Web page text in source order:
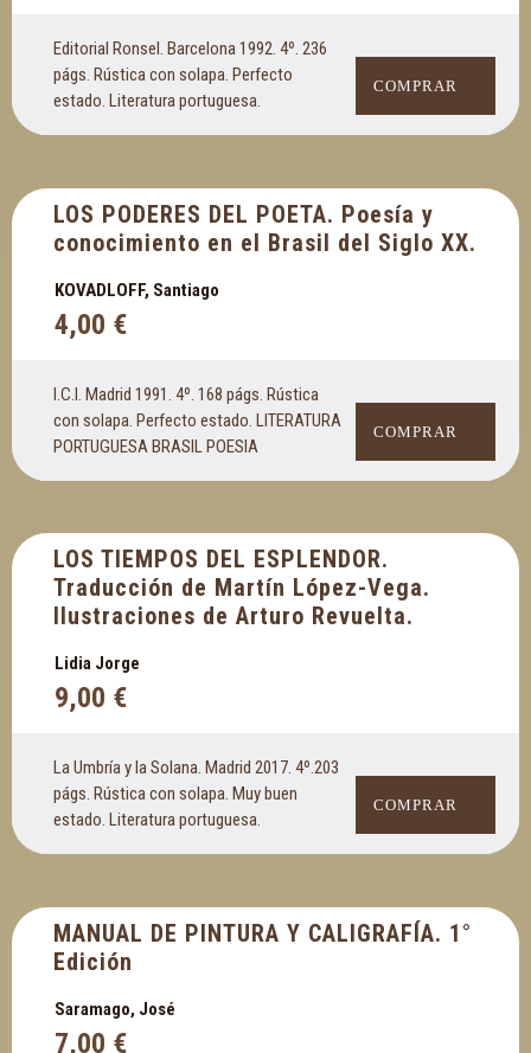
Editorial Ronsel. Barcelona 1992. 4º. 236
págs. Rústica con solapa. Perfecto
estado. Literatura portuguesa.
COMPRAR
LOS PODERES DEL POETA. Poesía y
conocimiento en el Brasil del Siglo XX.
KOVADLOFF, Santiago
4,00 €
I.C.I. Madrid 1991. 4º. 168 págs. Rústica
con solapa. Perfecto estado. LITERATURA
PORTUGUESA BRASIL POESIA
COMPRAR
LOS TIEMPOS DEL ESPLENDOR.
Traducción de Martín López-Vega.
Ilustraciones de Arturo Revuelta.
Lidia Jorge
9,00 €
La Umbría y la Solana. Madrid 2017. 4º.203
págs. Rústica con solapa. Muy buen
estado. Literatura portuguesa.
COMPRAR
MANUAL DE PINTURA Y CALIGRAFÍA. 1°
Edición
Saramago, José
7,00 €